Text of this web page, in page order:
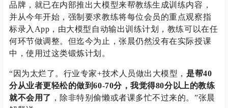
品牌，就已在内部推出大模型来帮教练生成训练内容，
并从今年开始，强制要求教练将每位会员的重点观察指
标录入App，由大模型自动输出训练计划，教练可以在任
何环节做调整。但迄今为止，张晨仍然没有在实际授课
中，使用过这类锻炼计划。
“因为太烂了。行业专家+技术人员做出大模型， 是帮40
分从业者更轻松的做到60-70分，我觉得80分以上的教练
就不会用了 ，除非特别偷懒或者课多忙不过来的。”张晨